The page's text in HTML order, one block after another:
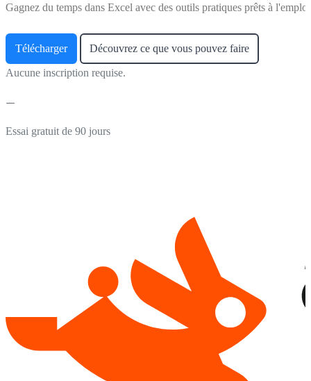
Gagnez du temps dans Excel avec des outils pratiques prêts à
Télécharger Découvrez ce que vous pouvez faire
Aucune inscription requise.
Essai gratuit de 90 jours